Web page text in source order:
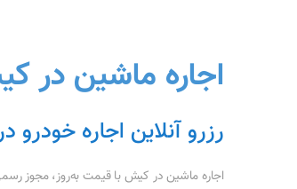
اجاره ماشین در
رزرو آنلاین اجاره
اجاره ماشین در کیش با قیمت به‌روز، مجوز